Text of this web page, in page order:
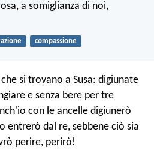
a somiglianza di noi,
compassione
si trovano a Susa: digiunate
e senza bere per tre
con le ancelle digiunerò
entrerò dal re, sebbene ciò sia
perire, perirò!